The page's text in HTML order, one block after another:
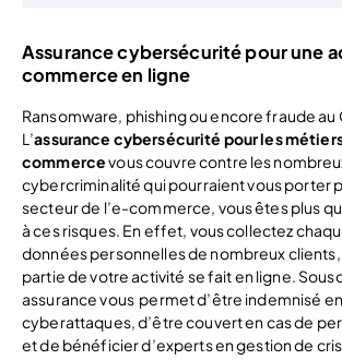
Assurance cybersécurité pour une
commerce en ligne
Ransomware, phishing ou encore fraude au
L’assurance cybersécurité pour les
commercevous couvre contre les
cybercriminalité qui pourraient vous porter
secteur de l’e-commerce, vous êtes plus
à ces risques. En effet, vous collectez
données personnelles de nombreux
partie de votre activité se fait en ligne.
assurance vous permet d’être indemnisé
cyberattaques, d’être couvert en cas de
et de bénéficier d’experts en gestion de